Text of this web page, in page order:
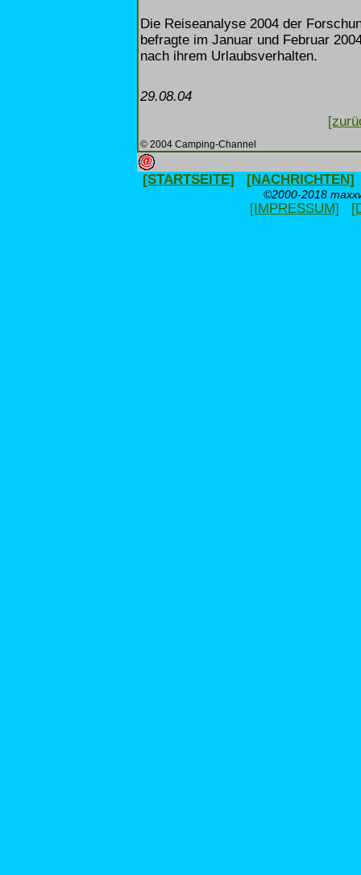
Die Reiseanalyse 2004 der
befragte im Januar und Februar
nach ihrem Urlaubsverhalten.
29.08.04
© 2004 Camping-Channel
[STARTSEITE] [NACHRICHTEN]
©2000-2018
[IMPRESSUM]